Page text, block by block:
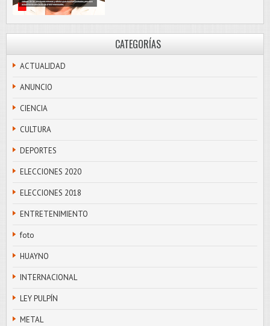
CATEGORÍAS
ACTUALIDAD
ANUNCIO
CIENCIA
CULTURA
DEPORTES
ELECCIONES 2020
ELECCIONES 2018
ENTRETENIMIENTO
foto
HUAYNO
INTERNACIONAL
LEY PULPÍN
METAL